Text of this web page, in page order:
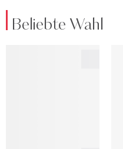
Beliebte Wahl